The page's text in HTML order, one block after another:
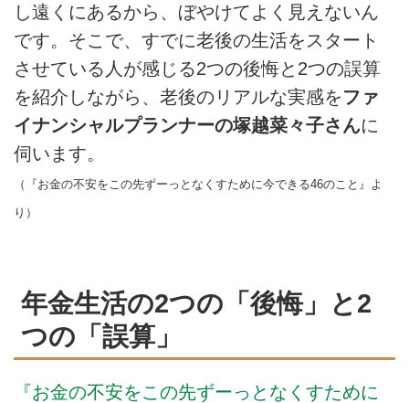
し遠くにあるから、ぼやけてよく見えないん
です。そこで、すでに老後の生活をスタート
させている人が感じる2つの後悔と2つの誤算
を紹介しながら、老後のリアルな実感をファ
イナンシャルプランナーの塚越菜々子さんに
伺います。
（『お金の不安をこの先ずーっとなくすために今できる46のこと』よ
り）
年金生活の2つの「後悔」と2
つの「誤算」
『お金の不安をこの先ずーっとなくすために